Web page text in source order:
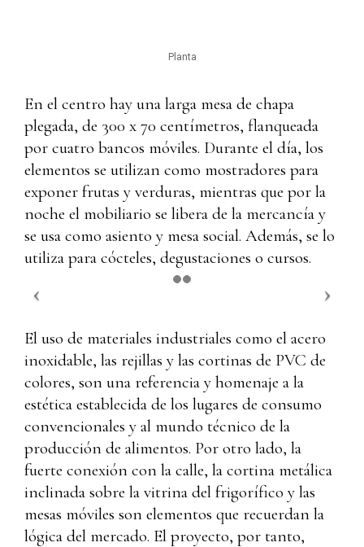
Planta
En el centro hay una larga mesa de chapa
plegada, de 300 x 70 centímetros, flanqueada
por cuatro bancos móviles. Durante el día, los
elementos se utilizan como mostradores para
exponer frutas y verduras, mientras que por la
noche el mobiliario se libera de la mercancía y
se usa como asiento y mesa social. Además, se lo
utiliza para cócteles, degustaciones o cursos.
El uso de materiales industriales como el acero
inoxidable, las rejillas y las cortinas de PVC de
colores, son una referencia y homenaje a la
estética establecida de los lugares de consumo
convencionales y al mundo técnico de la
producción de alimentos. Por otro lado, la
fuerte conexión con la calle, la cortina metálica
inclinada sobre la vitrina del frigorífico y las
mesas móviles son elementos que recuerdan la
lógica del mercado. El proyecto, por tanto,